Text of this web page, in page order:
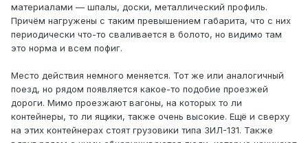
материалами — шпалы, доски, металлический профиль.
Причём нагружены с таким превышением габарита, что с них
периодически что-то сваливается в болото, но видимо там
это норма и всем пофиг.
Место действия немного меняется. Тот же или аналогичный
поезд, но рядом появляется какое-то подобие проезжей
дороги. Мимо проезжают вагоны, на которых то ли
контейнеры, то ли ящики, также очень высокие. Ещё и сверху
на этих контейнерах стоят грузовики типа ЗИЛ-131. Также